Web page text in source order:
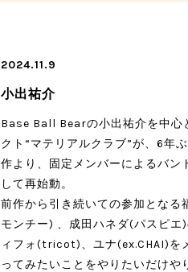
2024.11.9
小出祐介
Base Ball Bearの小出祐介を中心
クト“マテリアルクラブ”が、6年
作より、固定メンバーによるバ
して再始動。
前作から引き続いての参加となる
モンチー) 、成田ハネダ(パスピエ
ィフォ(tricot)、ユナ(ex.CHAI)を
ってみたいことをやりたいだけや